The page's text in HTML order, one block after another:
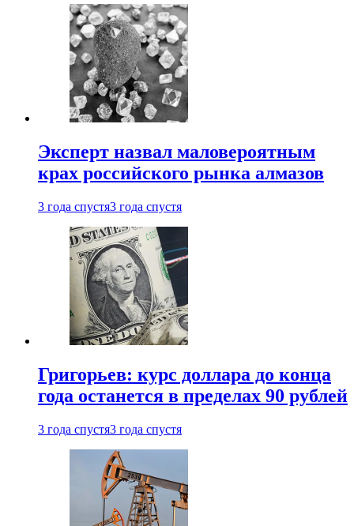
Эксперт назвал маловероятным
крах российского рынка алмазов
3 года спустя3 года спустя
Григорьев: курс доллара до конца
года останется в пределах 90 рублей
3 года спустя3 года спустя